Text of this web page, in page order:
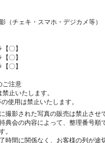
（チェキ・スマホ・デジカメ等）
〇】
〇】
〇】
ご注意
止いたします。
使用は禁止いたします。
撮影された写真の販売は禁止させ
典会の内容によって、整理番号順
。
時間に関係なく、お客様の列が途